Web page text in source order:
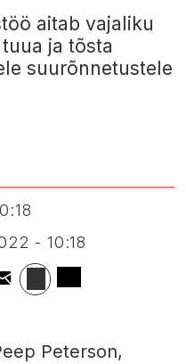
aitab vajaliku
ja tõsta
suurõnnetustele
- 10:18
Peterson,